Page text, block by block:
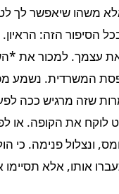
משהו שיאפשר לך
הסיפור הזה: הראיון.
עצמך. למכור את
המשרדית. נשמע
שזה מרגיש ככה
לוקח את הקופה. או
פנימה. כי
אותו, אלא תסיימו